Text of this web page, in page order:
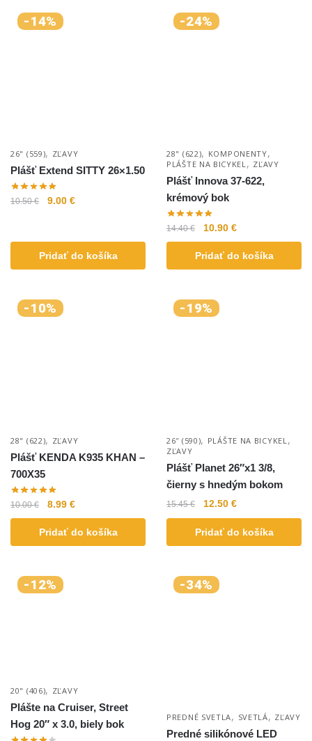
-14%
26" (559), ZĽAVY
Plášť Extend SITTY 26×1.50
10.50€ 9.00 €
Pridať do košíka
-24%
28" (622), KOMPONENTY,
PLÁŠTE NA BICYKEL , ZĽAVY
Plášť Innova 37-622,
krémový bok
14.40€ 10.90 €
Pridať do košíka
-10%
28" (622), ZĽAVY
Plášť KENDA K935 KHAN –
700X35
10.00€ 8.99 €
Pridať do košíka
-19%
26″ (590), PLÁŠTE NA BICYKEL,
ZĽAVY
Plášť Planet 26″x1 3/8,
čierny s hnedým bokom
15.45€ 12.50 €
Pridať do košíka
-12%
20" (406), ZĽAVY
Plášte na Cruiser, Street
Hog 20″ x 3.0, biely bok
-34%
PREDNÉ SVETLA, SVETLÁ, ZĽAVY
Predné silikónové LED